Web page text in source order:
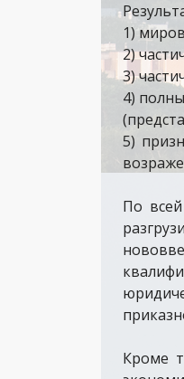
1)
2)
3)
4)
5)
По
Кроме